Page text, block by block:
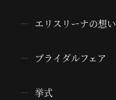
エリスリーナの想い
ブライダルフェア
挙式